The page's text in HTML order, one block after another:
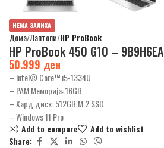
НЕМА ЗАЛИХА
Дома Лаптопи HP ProBook
HP ProBook 450 G10 – 9B9H6EA
50.999 ден
– Intel® Core™ i5-1334U
– РАМ Меморија: 16GB
– Хард диск: 512GB М.2 SSD
– Windows 11 Pro
Add to compare
Add to wishlist
Share: